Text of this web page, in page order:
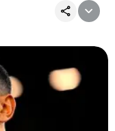
concluir su visita...